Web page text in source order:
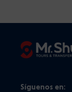
Síguenos en: